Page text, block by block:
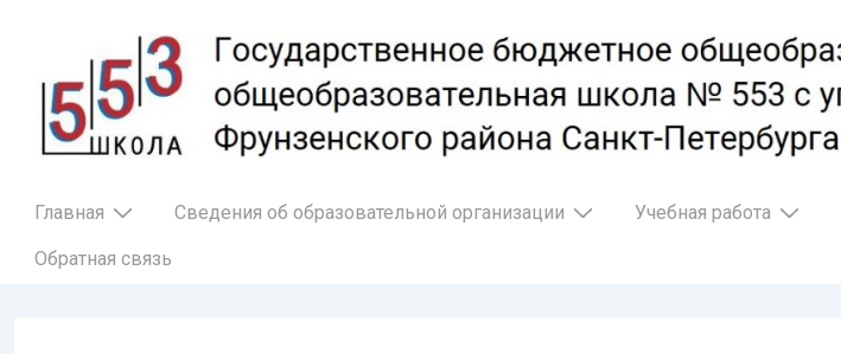
основному
содержимому
Основная
Главная Сведения об образовательной организации Учебная работа
Обратная связь